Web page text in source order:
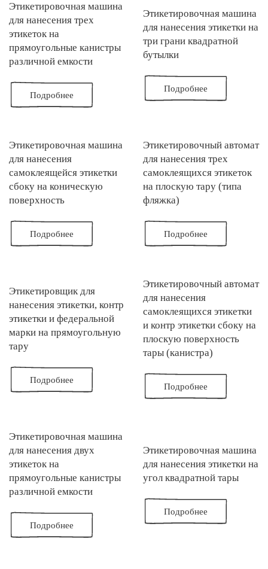
Этикетировочная машина
для нанесения трех
этикеток на
прямоугольные канистры
различной емкости
Подробнее
Этикетировочная машина
для нанесения этикетки на
три грани квадратной
бутылки
Подробнее
Этикетировочная машина
для нанесения
самоклеящейся этикетки
сбоку на коническую
поверхность
Подробнее
Этикетировочный автомат
для нанесения трех
самоклеящихся этикеток
на плоскую тару (типа
фляжка)
Подробнее
Этикетировщик для
нанесения этикетки, контр
этикетки и федеральной
марки на прямоугольную
тару
Подробнее
Этикетировочный автомат
для нанесения
самоклеящихся этикетки
и контр этикетки сбоку на
плоскую поверхность
тары (канистра)
Подробнее
Этикетировочная машина
для нанесения двух
этикеток на
прямоугольные канистры
различной емкости
Подробнее
Этикетировочная машина
для нанесения этикетки на
угол квадратной тары
Подробнее